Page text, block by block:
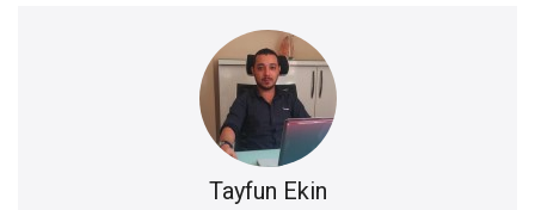
Tayfun Ekin